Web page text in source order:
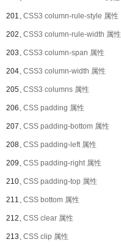
201、CSS3 column-rule-style 属性
202、CSS3 column-rule-width 属性
203、CSS3 column-span 属性
204、CSS3 column-width 属性
205、CSS3 columns 属性
206、CSS padding 属性
207、CSS padding-bottom 属性
208、CSS padding-left 属性
209、CSS padding-right 属性
210、CSS padding-top 属性
211、CSS bottom 属性
212、CSS clear 属性
213、CSS clip 属性